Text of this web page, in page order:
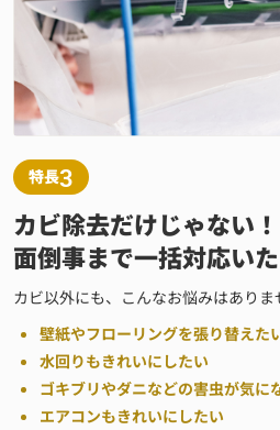
特長3
カビ除去だけじゃない！
面倒事まで一括対応い
カビ以外にも、こんなお悩みはありま
壁紙やフローリングを張り替えた
水回りもきれいにしたい
ゴキブリやダニなどの害虫が気に
エアコンもきれいにしたい